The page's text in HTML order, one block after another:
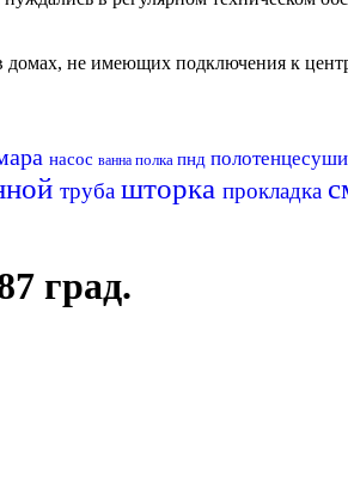
не имеющих подключения к
насос ванна полка пнд
труба шторка прокладка
град.